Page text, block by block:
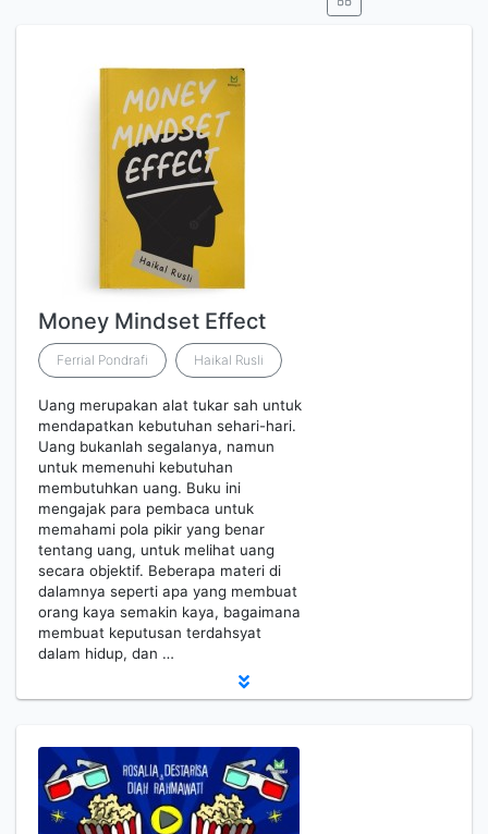
Money Mindset Effect
Ferrial Pondrafi Haikal Rusli
Uang merupakan alat tukar sah untuk
mendapatkan kebutuhan sehari-hari.
Uang bukanlah segalanya, namun
untuk memenuhi kebutuhan
membutuhkan uang. Buku ini
mengajak para pembaca untuk
memahami pola pikir yang benar
tentang uang, untuk melihat uang
secara objektif. Beberapa materi di
dalamnya seperti apa yang membuat
orang kaya semakin kaya, bagaimana
membuat keputusan terdahsyat
dalam hidup, dan …